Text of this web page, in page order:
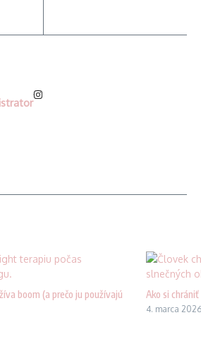
boom (a prečo ju používajú
Ako si
4. marca 2026